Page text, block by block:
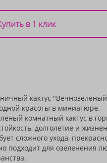
в 1 клик
кактус
красоты в миниатюре.
комнатный кактус в
долголетие и
сложного ухода,
подходит для озеленения